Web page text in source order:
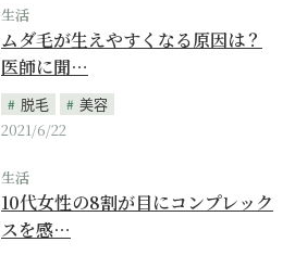
生活
ムダ毛が生えやすくなる原因は？
医師に聞…
脱毛
美容
2021/6/22
生活
10代女性の8割が目にコンプレック
スを感…